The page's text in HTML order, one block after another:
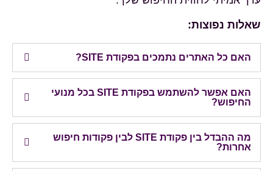
שאלות נפוצות:
האם כל האתרים נתמכים בפקודת SITE?
האם אפשר להשתמש בפקודת SITE בכל מנועי
החיפוש?
מה ההבדל בין פקודת SITE לבין פקודות חיפוש
אחרות?